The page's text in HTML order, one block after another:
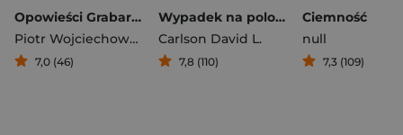
Opowieści Grabarza
Piotr Wojciechowski
7,0 (46)
Wypadek na polowaniu Prawdziwa opowieść o zbrodni i poezji
Carlson David L.
7,8 (110)
Ciemność
null
7,3 (109)